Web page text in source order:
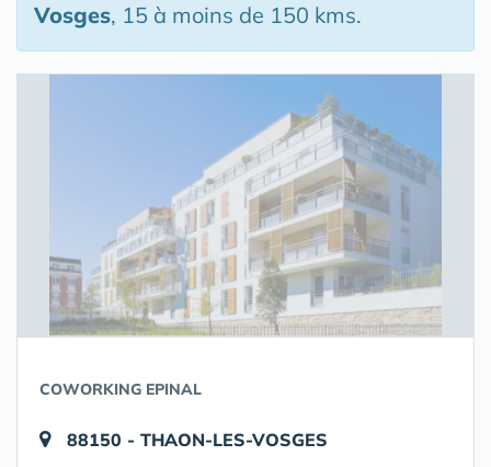
Vosges, 15 à moins de 150 kms.
COWORKING EPINAL
88150 - THAON-LES-VOSGES